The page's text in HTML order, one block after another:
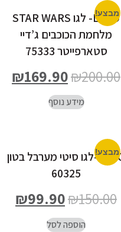
מבצע!
LEGO- לגו STAR WARS
מלחמת הכוכבים ג’דיי
סטארפייטר 75333
₪200.00
₪169.90
מידע נוסף
מבצע!LEGO-לגו סיטי מערבל בטון
60325
₪150.00
₪99.90
הוספה לסל